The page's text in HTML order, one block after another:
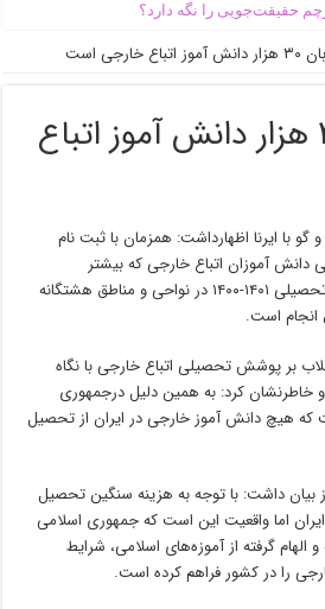
حقیقت‌جویی را نگه دارد؟
خارجی است
البرز میزبان ۳۰ هزار دانش آموز اتباع
با ایرنا اظهارداشت: همزمان با ثبت نام
دانش آموزان اتباع خارجی که بیشتر
افغانستانی هستند برای سال تحصیلی ۱۴۰۱-۱۴۰۰ در نواحی و مناطق هشتگانه
انجام است.
بر پوشش تحصیلی اتباع خارجی با نگاه
و خاطرنشان کرد: به همین دلیل درجمهوری
که هیچ دانش آموز خارجی در ایران از تحصیل
بیان داشت: با توجه به هزینه سنگین تحصیل
اما واقعیت این است که جمهوری اسلامی
الهام گرفته از آموزه‌های اسلامی، شرایط
را در کشور فراهم کرده است.